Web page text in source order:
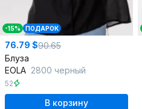
-15% ПОДАРОК
76.79 $90.65
Блуза
EOLA 2800 черный
52
В корзину